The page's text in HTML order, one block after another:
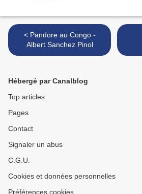
< Pandore au Congo -
Albert Sanchez Pinol
Hébergé par Canalblog
Top articles
Pages
Contact
Signaler un abus
C.G.U.
Cookies et données personnelles
Préférences cookies